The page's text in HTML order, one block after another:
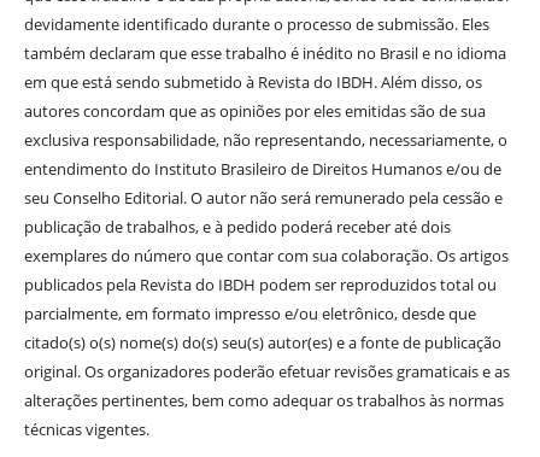
devidamente identificado durante o processo de submissão. Eles
também declaram que esse trabalho é inédito no Brasil e no idioma
em que está sendo submetido à Revista do IBDH. Além disso, os
autores concordam que as opiniões por eles emitidas são de sua
exclusiva responsabilidade, não representando, necessariamente, o
entendimento do Instituto Brasileiro de Direitos Humanos e/ou de
seu Conselho Editorial. O autor não será remunerado pela cessão e
publicação de trabalhos, e à pedido poderá receber até dois
exemplares do número que contar com sua colaboração. Os artigos
publicados pela Revista do IBDH podem ser reproduzidos total ou
parcialmente, em formato impresso e/ou eletrônico, desde que
citado(s) o(s) nome(s) do(s) seu(s) autor(es) e a fonte de publicação
original. Os organizadores poderão efetuar revisões gramaticais e as
alterações pertinentes, bem como adequar os trabalhos às normas
técnicas vigentes.